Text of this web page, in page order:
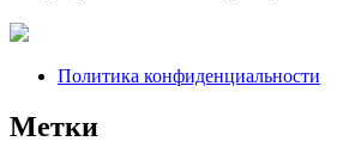
Политика конфиденциальности
Метки